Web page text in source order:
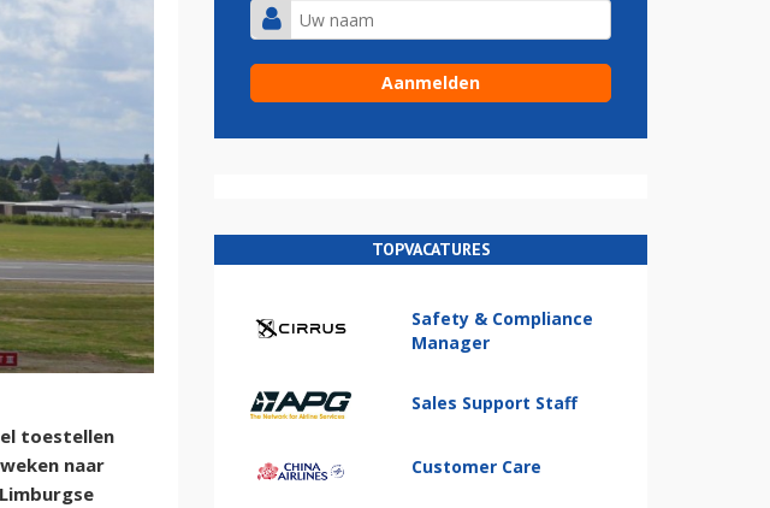
toestellen
naar
TOPVACATURES
Safety & Compliance
Manager
Sales Support Staff
Customer Care